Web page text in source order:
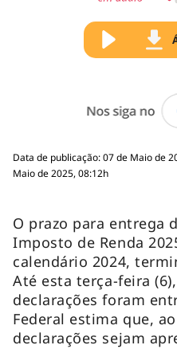
Data de publicação: 07 de Maio de
Maio de 2025, 08:12h
O prazo para entrega
Imposto de Renda
calendário 2024,
Até esta terça-feira
declarações foram
Federal estima que,
declarações sejam